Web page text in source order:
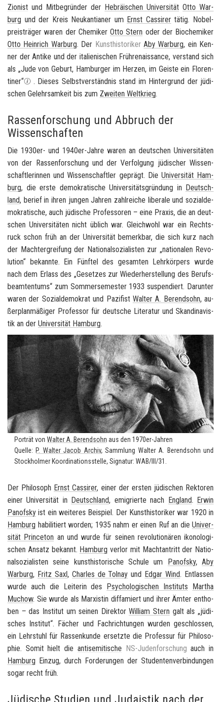
Zio­nist und Mit­be­grün­der der He­bräi­schen Uni­ver­si­tät Otto War­
burg und der Kreis Neu­kan­tia­ner um Ernst Cas­si­rertätig. No­bel­
preis­trä­ger waren der Che­mi­ker Otto Stern oder der Bio­che­mi­ker
Otto Hein­rich War­burg. Der Kunst­his­to­ri­ker Aby War­burg, ein Ken­
ner der An­ti­ke und der ita­lie­ni­schen Früh­re­nais­sance, ver­stand sich
als „Jude von Ge­burt, Ham­bur­ger im Her­zen, im Geis­te ein Flo­ren­
ti­ner“
. Die­ses Selbst­ver­ständ­nis stand im Hin­ter­grund der jü­di­
schen Ge­lehr­sam­keit bis zum Zwei­ten Welt­krieg.
Rassenforschung und Abbruch der
Wissenschaften
Die 1930er- und 1940er-​Jahre waren an deut­schen Uni­ver­si­tä­ten
von der Ras­sen­for­schung und der Ver­fol­gung jü­di­scher Wis­sen­
schaft­le­rin­nen und Wis­sen­schaft­ler ge­prägt. Die Uni­ver­si­tät Ham­
burg, die erste de­mo­kra­ti­sche Uni­ver­si­täts­grün­dung in Deutsch­
land, be­rief in ihren jun­gen Jah­ren zahl­rei­che li­be­ra­le und so­zi­al­de­
mo­kra­ti­sche, auch jü­di­sche Pro­fes­so­ren – eine Pra­xis, die an deut­
schen Uni­ver­si­tä­ten nicht üb­lich war. Gleich­wohl war ein Rechts­
ruck schon früh an der Uni­ver­si­tät be­merk­bar, die sich kurz nach
der Macht­er­grei­fung der Na­tio­nal­so­zia­lis­ten zur „na­tio­na­len Re­vo­
lu­ti­on“ be­kann­te. Ein Fünf­tel des ge­sam­ten Lehr­kör­pers wurde
nach dem Er­lass des „Ge­set­zes zur Wie­der­her­stel­lung des Be­rufs­
be­am­ten­tums“ zum Som­mer­se­mes­ter 1933 sus­pen­diert. Dar­un­ter
waren der So­zi­al­de­mo­krat und Pa­zi­fist Wal­ter A. Be­rend­sohn, au­
ßer­plan­mä­ßi­ger Pro­fes­sor für deut­sche Li­te­ra­tur und Skan­di­na­vis­
tik an der Uni­ver­si­tät Ham­burg.
Por­trät von Wal­ter A. Be­rend­sohn aus den 1970er-​Jahren
Quel­le: P. Wal­ter Jacob Ar­chiv, Samm­lung Wal­ter A. Be­rend­sohn und
Stock­hol­mer Ko­or­di­na­ti­ons­stel­le, Si­gna­tur: WAB/III/31.
Der Phi­lo­soph Ernst Cas­si­rer, einer der ers­ten jü­di­schen Rek­to­ren
einer Uni­ver­si­tät in Deutsch­land, emi­grier­te nach Eng­land. Erwin
Pan­of­sky ist ein wei­te­res Bei­spiel. Der Kunst­his­to­ri­ker war 1920 in
Ham­burg ha­bi­li­tiert wor­den; 1935 nahm er einen Ruf an die Uni­ver­
si­tät Prince­ton an und wurde für sei­nen re­vo­lu­tio­nä­ren iko­no­lo­gi­
schen An­satz be­kannt. Ham­burg ver­lor mit Macht­an­tritt der Na­tio­
nal­so­zia­lis­ten seine kunst­his­to­ri­sche Schu­le um Pan­of­sky,Aby
War­burg, Fritz Saxl, Charles de Tol­nay und Edgar Wind. Ent­las­sen
wurde auch die Lei­te­rin des Psy­cho­lo­gi­schen In­sti­tuts Mar­tha
Muchow. Sie wurde als Mar­xis­tin dif­fa­miert und ihrer Ämter ent­ho­
ben – das In­sti­tut um sei­nen Di­rek­torWil­liam Stern galt als „jü­di­
sches In­sti­tut“. Fä­cher und Fach­rich­tun­gen wur­den ge­schlos­sen,
ein Lehr­stuhl für Ras­sen­kun­de er­setz­te die Pro­fes­sur für Phi­lo­so­
phie. Somit hielt die an­ti­se­mi­ti­sche NS-​Judenforschung auch in
Ham­burg Ein­zug, durch For­de­run­gen der Stu­den­ten­ver­bin­dun­gen
sogar recht früh.